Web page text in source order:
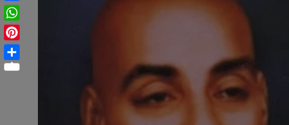
Facebook
WhatsApp
Pinterest
Share